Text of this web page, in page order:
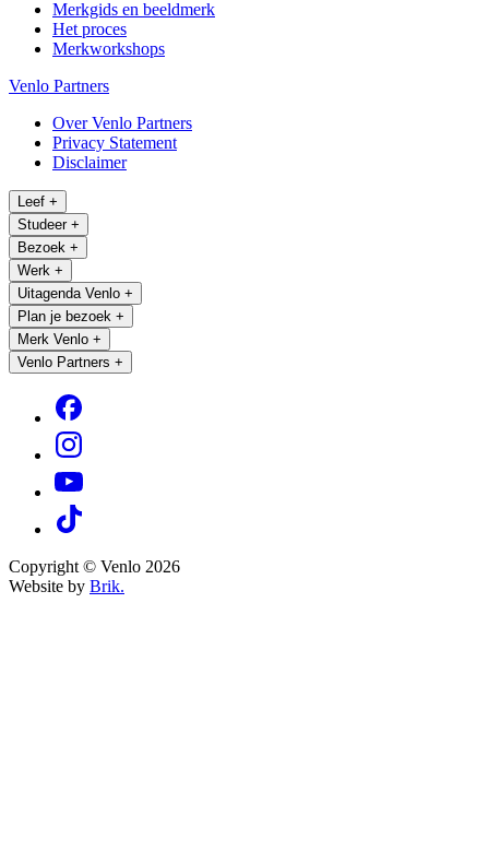
Merkgids en beeldmerk
Het proces
Merkworkshops
Venlo Partners
Over Venlo Partners
Privacy Statement
Disclaimer
Leef +
Studeer +
Bezoek +
Werk +
Uitagenda Venlo +
Plan je bezoek +
Merk Venlo +
Venlo Partners +
Copyright © Venlo 2026
Website by Brik.